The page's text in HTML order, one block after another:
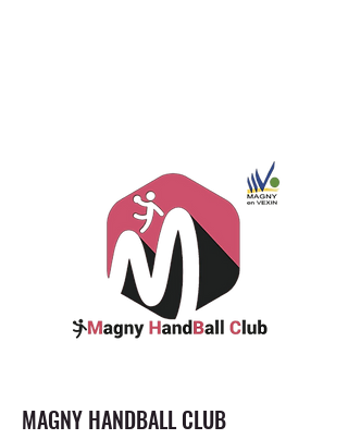
MAGNY HANDBALL CLUB